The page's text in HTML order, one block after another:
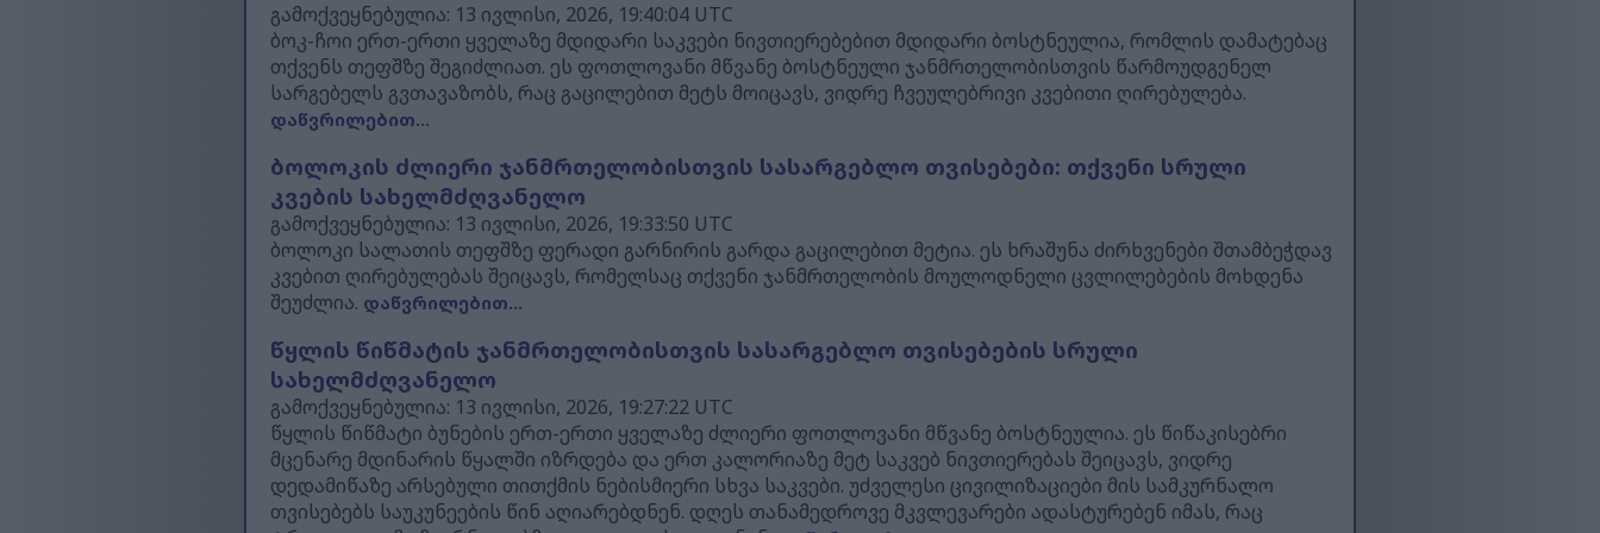
გამოქვეყნებულია: 13 ივლისი, 2026, 19:40:04 UTC
ბოკ-ჩოი ერთ-ერთი ყველაზე მდიდარი საკვები ნივთიერებებით მდიდარი ბოსტნეულია, რომლის დამატებაც
თქვენს თეფშზე შეგიძლიათ. ეს ფოთლოვანი მწვანე ბოსტნეული ჯანმრთელობისთვის წარმოუდგენელ
სარგებელს გვთავაზობს, რაც გაცილებით მეტს მოიცავს, ვიდრე ჩვეულებრივი კვებითი ღირებულება.
დაწვრილებით...
ბოლოკის ძლიერი ჯანმრთელობისთვის სასარგებლო თვისებები: თქვენი სრული
კვების სახელმძღვანელო
გამოქვეყნებულია: 13 ივლისი, 2026, 19:33:50 UTC
ბოლოკი სალათის თეფშზე ფერადი გარნირის გარდა გაცილებით მეტია. ეს ხრაშუნა ძირხვენები შთამბეჭდავ
კვებით ღირებულებას შეიცავს, რომელსაც თქვენი ჯანმრთელობის მოულოდნელი ცვლილებების მოხდენა
შეუძლია. დაწვრილებით...
წყლის წიწმატის ჯანმრთელობისთვის სასარგებლო თვისებების სრული
სახელმძღვანელო
გამოქვეყნებულია: 13 ივლისი, 2026, 19:27:22 UTC
წყლის წიწმატი ბუნების ერთ-ერთი ყველაზე ძლიერი ფოთლოვანი მწვანე ბოსტნეულია. ეს წიწაკისებრი
მცენარე მდინარის წყალში იზრდება და ერთ კალორიაზე მეტ საკვებ ნივთიერებას შეიცავს, ვიდრე
დედამიწაზე არსებული თითქმის ნებისმიერი სხვა საკვები. უძველესი ცივილიზაციები მის სამკურნალო
თვისებებს საუკუნეების წინ აღიარებდნენ. დღეს თანამედროვე მკვლევარები ადასტურებენ იმას, რაც